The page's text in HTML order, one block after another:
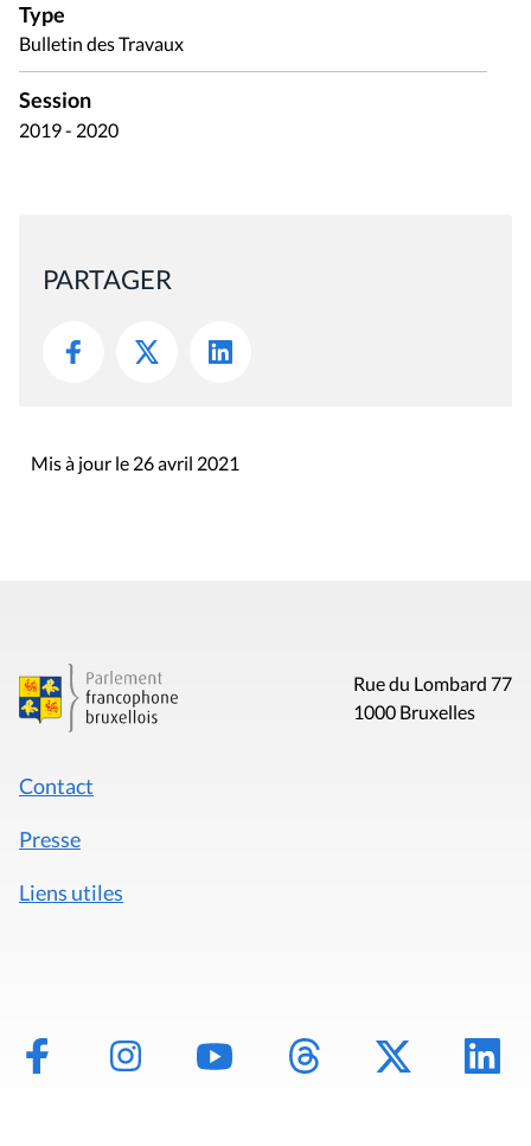
Type
Bulletin des Travaux
Session
2019 - 2020
PARTAGER
Mis à jour le 26 avril 2021
Rue du Lombard 77
1000 Bruxelles
Contact
Presse
Liens utiles